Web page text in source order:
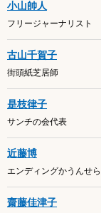
小山帥人
フリージャーナリスト
古山千賀子
街頭紙芝居師
是枝律子
サンチの会代表
近藤博
エンディングかうんせ
齋藤佳津子